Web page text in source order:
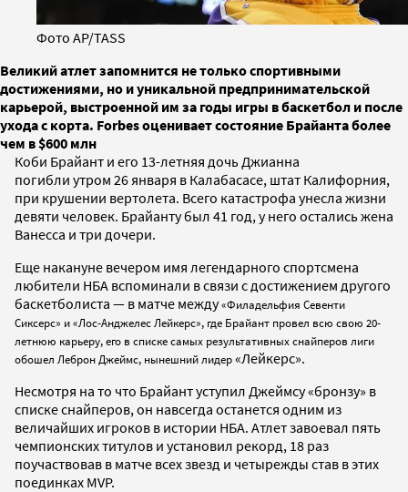
Фото AP/TASS
Великий атлет запомнится не только спортивными
достижениями, но и уникальной предпринимательской
карьерой, выстроенной им за годы игры в баскетбол и после
ухода с корта. Forbes оценивает состояние Брайанта более
чем в $600 млн
Коби Брайант и его 13-летняя дочь Джианна
погибли утром 26 января в Калабасасе, штат Калифорния,
при крушении вертолета. Всего катастрофа унесла жизни
девяти человек. Брайанту был 41 год, у него остались жена
Ванесса и три дочери.
Еще накануне вечером имя легендарного спортсмена
любители НБА вспоминали в связи с достижением другого
баскетболиста — в матче между«Филадельфия Севенти
Сиксерс» и «Лос-Анджелес Лейкерс», где Брайант провел всю свою 20-
летнюю карьеру, его в списке самых результативных снайперов лиги
обошел Леброн Джеймс, нынешний лидер«Лейкерс».
Несмотря на то что Брайант уступил Джеймсу «бронзу» в
списке снайперов, он навсегда останется одним из
величайших игроков в истории НБА. Атлет завоевал пять
чемпионских титулов и установил рекорд, 18 раз
поучаствовав в матче всех звезд и четырежды став в этих
поединках MVP.